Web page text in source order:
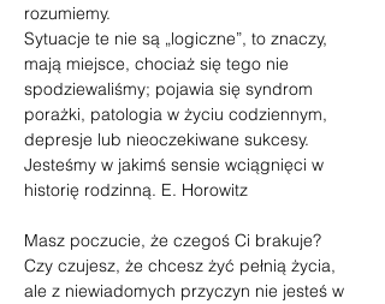
rozumiemy.
Sytuacje te nie są „logiczne”, to znaczy,
mają miejsce, chociaż się tego nie
spodziewaliśmy; pojawia się syndrom
porażki, patologia w życiu codziennym,
depresje lub nieoczekiwane sukcesy.
Jesteśmy w jakimś sensie wciągnięci w
historię rodzinną. E. Horowitz
Masz poczucie, że czegoś Ci brakuje?
Czy czujesz, że chcesz żyć pełnią życia,
ale z niewiadomych przyczyn nie jesteś w